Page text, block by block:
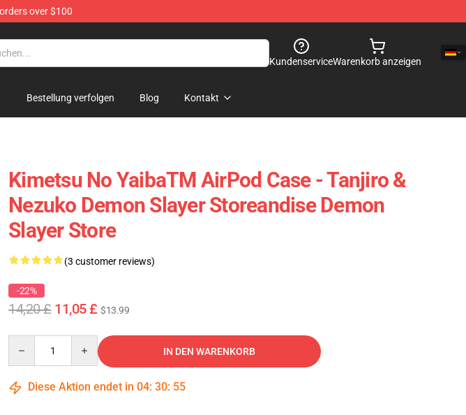
over $100
KundenserviceWarenkorb anzeigen
Bestellung verfolgen Blog Kontakt
Kimetsu No YaibaTM AirPod Case - Tanjiro &
Nezuko Demon Slayer Storeandise Demon
Slayer Store
(3 customer reviews)
-22%
14,20 £ 11,05 £ $13.99
IN DEN WARENKORB
Diese Aktion endet in 04: 30: 54